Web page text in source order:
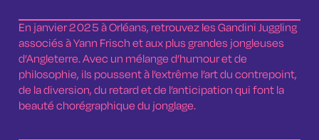
En janvier 2025 à Orléans, retrouvez lesGandini Juggling
associés à Yann Frisch et aux plus grandes jongleuses
d’Angleterre. Avec un mélange d’humour et de
philosophie, ils poussent à l’extrême l’art du contrepoint,
de la diversion, du retard et de l’anticipation qui font la
beauté chorégraphique du jonglage.